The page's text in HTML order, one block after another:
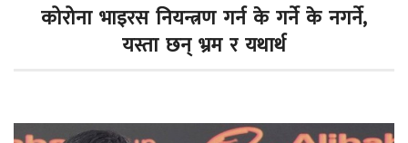
कोरोना भाइरस नियन्त्रण गर्न के गर्ने के नगर्ने,
यस्ता छन् भ्रम र यथार्थ